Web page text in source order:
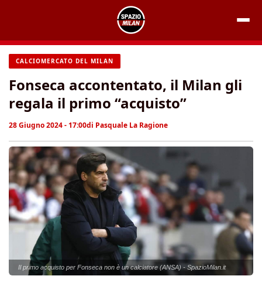
contenuto
CALCIOMERCATO DEL MILAN
Fonseca accontentato, il Milan gli
regala il primo “acquisto”
28 Giugno 2024 - 17:00di Pasquale La Ragione
Il primo acquisto per Fonseca non è un calciatore (ANSA) - SpazioMilan.it